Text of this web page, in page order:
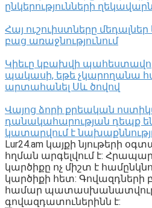
ընկերությունների
Հայ ուշուիստները
բաց առաջնությունում
Կիեւը կբախվի
պակասի, եթե չկարողանա
արտահանել Սև ծովով
Վայոց ձորի քրեական
դանակահարության դեպք
կատարվում է
Lur24.am կայքի նյութերի
հղման արգելվում է:
կարծիքը ոչ միշտ է
կարծիքի հետ: Գովազդների
համար
գովազդատուներինն է: